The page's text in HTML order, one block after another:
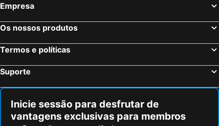
Empresa
Os nossos produtos
Termos e políticas
Suporte
Inicie sessão para desfrutar de
vantagens exclusivas para membros